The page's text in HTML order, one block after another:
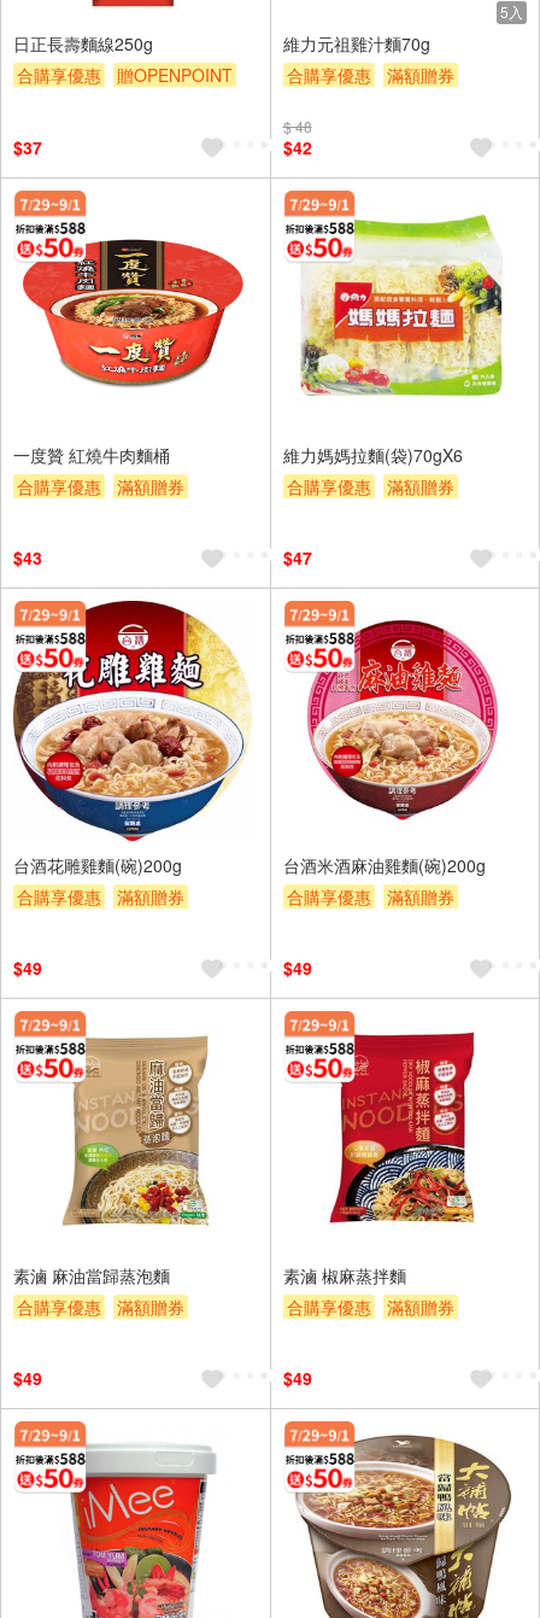
日正長壽麵線250g
合購享優惠
贈OPENPOINT
$37
5入
維力元祖雞汁麵70g
合購享優惠
滿額贈券
$ 48
$42
一度贊 紅燒牛肉麵桶
合購享優惠
滿額贈券
$43
維力媽媽拉麵(袋)70gX6
合購享優惠
滿額贈券
$47
台酒花雕雞麵(碗)200g
合購享優惠
滿額贈券
$49
台酒米酒麻油雞麵(碗)200g
合購享優惠
滿額贈券
$49
素滷 麻油當歸蒸泡麵
合購享優惠
滿額贈券
$49
素滷 椒麻蒸拌麵
合購享優惠
滿額贈券
$49